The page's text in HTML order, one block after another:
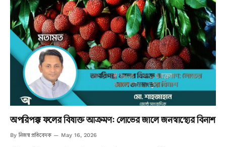
অপরিপক্ক ফলের বিষাক্ত আক্রমণ: লোভের জালে জনস্বাস্থ্যের বিনাশ
By নিজস্ব প্রতিবেদক May 16, 2026